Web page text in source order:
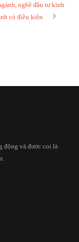
nghề đầu tư kinh
có điều kiện
động và được coi là